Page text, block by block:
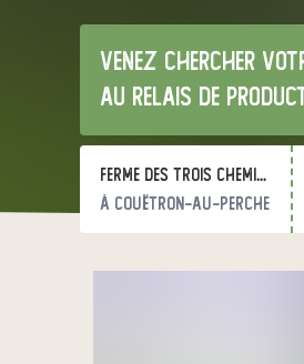
Venez chercher
au relais de
ferme des trois chemins
à Couëtron-au-Perche